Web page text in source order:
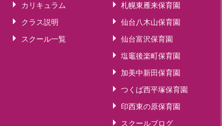
カリキュラム
クラス説明
スクール一覧
札幌東雁来保育園
仙台八木山保育園
仙台富沢保育園
塩竈後楽町保育園
加美中新田保育園
つくば西平塚保育園
印西東の原保育園
スクールブログ